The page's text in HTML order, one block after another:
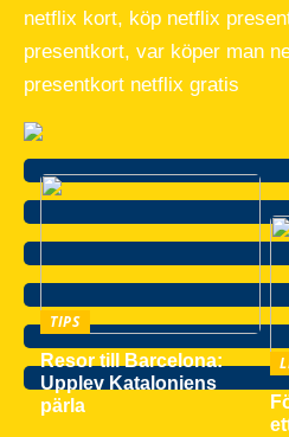
netflix kort, köp netflix
presentkort, var köper man
presentkort netflix gratis
TIPS
Resor till Barcelona:
Upplev Kataloniens
pärla